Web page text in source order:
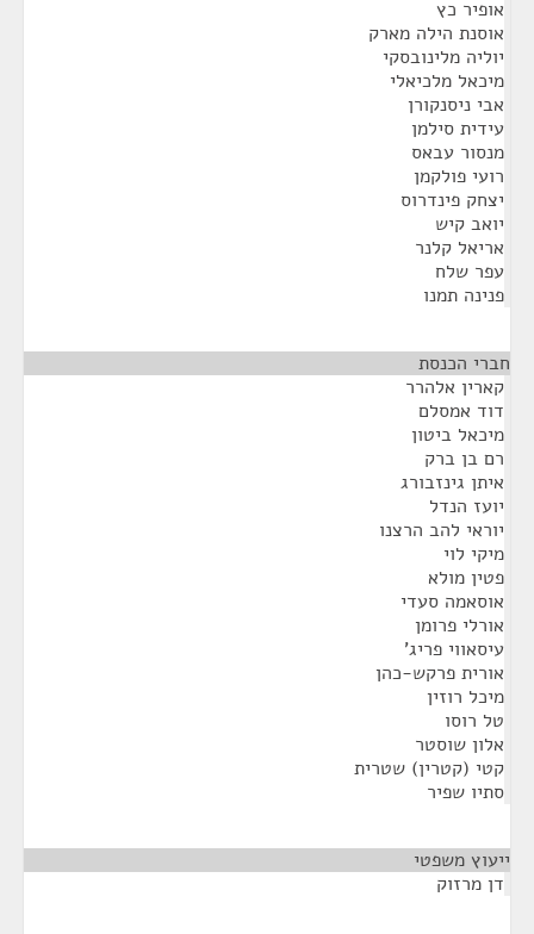
אופיר כץ
אוסנת הילה מארק
יוליה מלינובסקי
מיכאל מלכיאלי
אבי ניסנקורן
עידית סילמן
מנסור עבאס
רועי פולקמן
יצחק פינדרוס
יואב קיש
אריאל קלנר
עפר שלח
פנינה תמנו
חברי הכנסת
קארין אלהרר
דוד אמסלם
מיכאל ביטון
רם בן ברק
איתן גינזבורג
יועז הנדל
יוראי להב הרצנו
מיקי לוי
פטין מולא
אוסאמה סעדי
אורלי פרומן
עיסאווי פריג'
אורית פרקש-כהן
מיכל רוזין
טל רוסו
אלון שוסטר
קטי (קטרין) שטרית
סתיו שפיר
ייעוץ משפטי
דן מרזוק